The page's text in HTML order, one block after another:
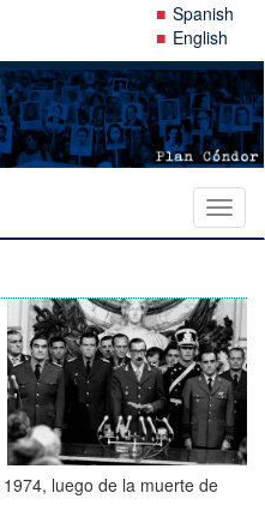
Spanish
English
1974, luego de la muerte de